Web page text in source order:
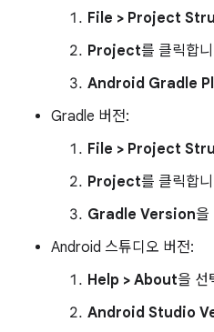
File > Project
Project를 클릭합
Android Gradle
Gradle 버전:
File > Project
Project를 클릭합
Gradle Version을
Android 스튜디오 버전:
Help > About을 선
Android Studio